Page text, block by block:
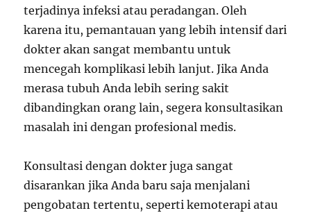
terjadinya infeksi atau peradangan. Oleh
karena itu, pemantauan yang lebih intensif dari
dokter akan sangat membantu untuk
mencegah komplikasi lebih lanjut. Jika Anda
merasa tubuh Anda lebih sering sakit
dibandingkan orang lain, segera konsultasikan
masalah ini dengan profesional medis.
Konsultasi dengan dokter juga sangat
disarankan jika Anda baru saja menjalani
pengobatan tertentu, seperti kemoterapi atau